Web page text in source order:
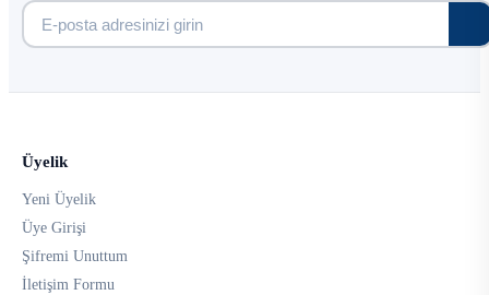
Üyelik
Yeni Üyelik
Üye Girişi
Şifremi Unuttum
İletişim Formu